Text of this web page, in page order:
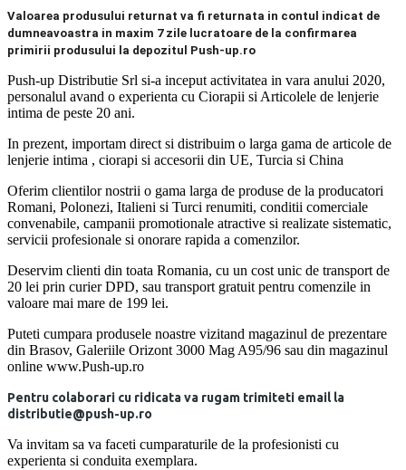
Valoarea produsului returnat va fi returnata in contul indicat de
dumneavoastra in maxim 7 zile lucratoare de la confirmarea
primirii produsului la depozitul Push-up.ro
Push-up Distributie Srl si-a inceput activitatea in vara anului 2020,
personalul avand o experienta cu Ciorapii si Articolele de lenjerie
intima de peste 20 ani.
In prezent, importam direct si distribuim o larga gama de articole de
lenjerie intima , ciorapi si accesorii din UE, Turcia si China
Oferim clientilor nostrii o gama larga de produse de la producatori
Romani, Polonezi, Italieni si Turci renumiti, conditii comerciale
convenabile, campanii promotionale atractive si realizate sistematic,
servicii profesionale si onorare rapida a comenzilor.
Deservim clienti din toata Romania, cu un cost unic de transport de
20 lei prin curier DPD, sau transport gratuit pentru comenzile in
valoare mai mare de 199 lei.
Puteti cumpara produsele noastre vizitand magazinul de prezentare
din Brasov, Galeriile Orizont 3000 Mag A95/96 sau din magazinul
online www.Push-up.ro
Pentru colaborari cu ridicata va rugam trimiteti email la
distributie@push-up.ro
Va invitam sa va faceti cumparaturile de la profesionisti cu
experienta si conduita exemplara.